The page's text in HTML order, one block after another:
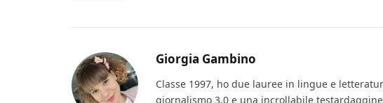
Giorgia Gambino
Classe 1997, ho due lauree in lingue e
giornalismo 3.0 e una incrollabile